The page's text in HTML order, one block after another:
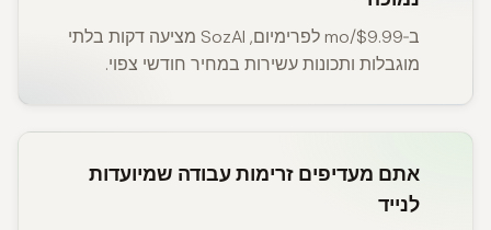
ב‑$9.99/mo לפרימיום, SozAI מציעה דקות בלתי
מוגבלות ותכונות עשירות במחיר חודשי צפוי.
אתם מעדיפים זרימות עבודה שמיועדות
לנייד